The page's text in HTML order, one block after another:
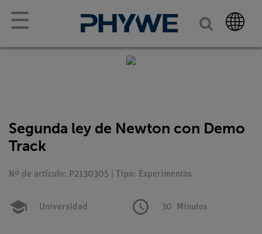
☰
Segunda ley de Newton con Demo
Track
Nº de artículo: P2130305 | Tipo: Experimentos
Universidad 30 Minutos